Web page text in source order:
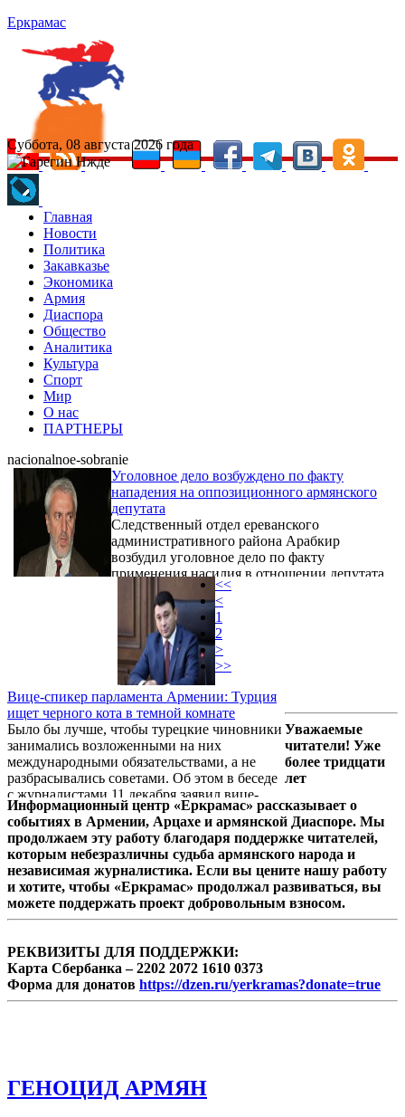
Еркрамас
Суббота, 08 августа 2026 года
Главная
Новости
Политика
Закавказье
Экономика
Армия
Диаспора
Общество
Аналитика
Культура
Спорт
Мир
О нас
ПАРТНЕРЫ
nacionalnoe-sobranie
Уголовное дело возбуждено по факту
нападения на оппозиционного армянского
депутата
Следственный отдел ереванского
административного района Арабкир
возбудил уголовное дело по факту
применения насилия в отношении депутата
Национального Собрания Армении Арама
Манукяна, сообщила в пятницу на своей
странице в соцсети Facebook помощник
главы Следственного комитета Сонна
Трузян.
Вице-спикер парламента Армении: Турция
ищет черного кота в темной комнате
Было бы лучше, чтобы турецкие чиновники
занимались возложенными на них
международными обязательствами, а не
разбрасывались советами. Об этом в беседе
с журналистами 11 декабря заявил вице-
спикер Национального Собрания, пресс-
секретарь правящей Республиканской
партии Армении Эдуард Шармазанов,
комментируя призыв главы МИД Турции,
чтобы Армения урегулировала отношения с
соседями.
<<
<
1
2
>
>>
Уважаемые
читатели! Уже
более тридцати
лет
Информационный центр «Еркрамас» рассказывает о
событиях в Армении, Арцахе и армянской Диаспоре. Мы
продолжаем эту работу благодаря поддержке читателей,
которым небезразличны судьба армянского народа и
независимая журналистика. Если вы цените нашу работу
и хотите, чтобы «Еркрамас» продолжал развиваться, вы
можете поддержать проект добровольным взносом.
РЕКВИЗИТЫ ДЛЯ ПОДДЕРЖКИ:
Карта Сбербанка – 2202 2072 1610 0373
Форма для донатов https://dzen.ru/yerkramas?donate=true
ГЕНОЦИД АРМЯН